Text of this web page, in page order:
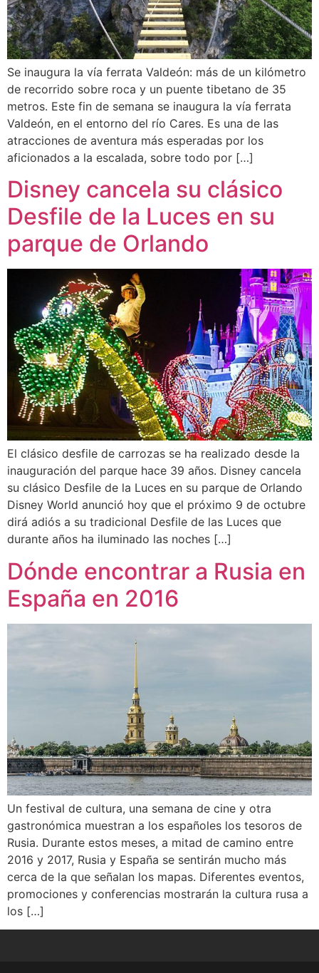
Se inaugura la vía ferrata Valdeón: más de un kilómetro
de recorrido sobre roca y un puente tibetano de 35
metros. Este fin de semana se inaugura la vía ferrata
Valdeón, en el entorno del río Cares. Es una de las
atracciones de aventura más esperadas por los
aficionados a la escalada, sobre todo por […]
Disney cancela su clásico
Desfile de la Luces en su
parque de Orlando
El clásico desfile de carrozas se ha realizado desde la
inauguración del parque hace 39 años. Disney cancela
su clásico Desfile de la Luces en su parque de Orlando
Disney World anunció hoy que el próximo 9 de octubre
dirá adiós a su tradicional Desfile de las Luces que
durante años ha iluminado las noches […]
Dónde encontrar a Rusia en
España en 2016
Un festival de cultura, una semana de cine y otra
gastronómica muestran a los españoles los tesoros de
Rusia. Durante estos meses, a mitad de camino entre
2016 y 2017, Rusia y España se sentirán mucho más
cerca de la que señalan los mapas. Diferentes eventos,
promociones y conferencias mostrarán la cultura rusa a
los […]